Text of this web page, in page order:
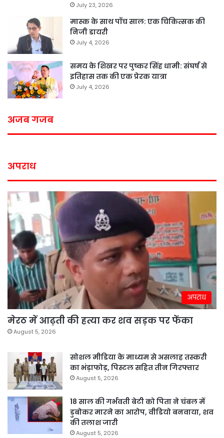
July 23, 2026
मास्क के साथ पॉच साल: एक चिकित्सक की
निजी डायरी
July 4, 2026
समय के शिखर पर पुष्कर सिंह धामी: संघर्ष से
इतिहास तक की एक प्रेरक यात्रा
July 4, 2026
अजब गजब
अपराध
अपराध
मेरठ में आढ़ती की हत्या कर शव सड़क पर फेंका
August 5, 2026
सोशल मीडिया के माध्यम से असलाह तस्करी
का भंड़ाफोड़, पिस्टल सहित तीन गिरफ्तार
August 5, 2026
18 साल की गर्भवती बेटी को पिता ने चंबल में
डुबोकर मारने का आरोप, वीडियो बनवाया, शव
की तलाश जारी
August 5, 2026